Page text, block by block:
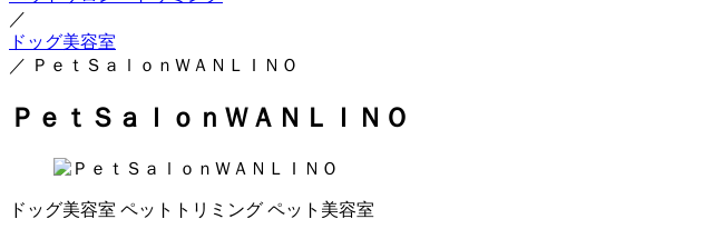
／
ドッグ美容室
／ ＰｅｔＳａｌｏｎＷＡＮＬＩＮＯ
ＰｅｔＳａｌｏｎＷＡＮＬＩＮＯ
ドッグ美容室 ペットトリミング ペット美容室